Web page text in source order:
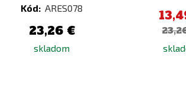
Kód: ARES078
23,26 €
skladom